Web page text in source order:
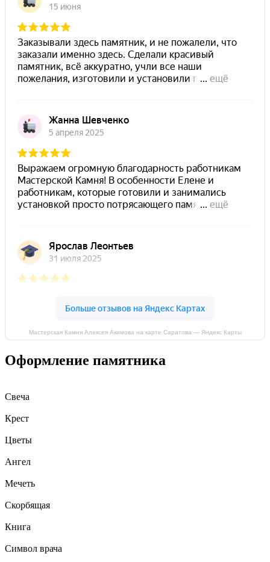
Мастерская Камня Алексея Акимова на карте Саратова — Яндекс Карты
Оформление памятника
Свеча
Крест
Цветы
Ангел
Мечеть
Скорбящая
Книга
Символ врача